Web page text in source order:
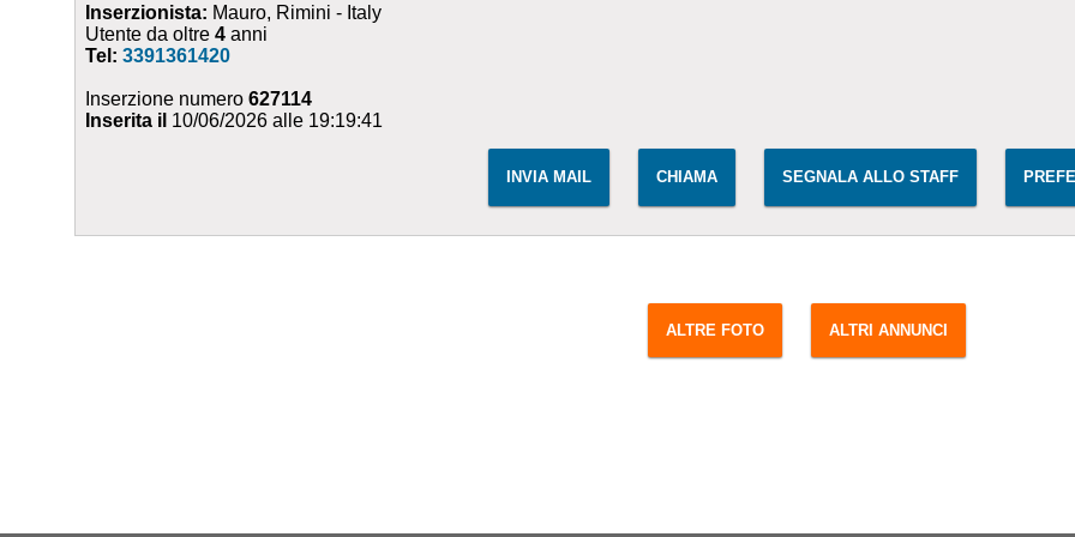
Inserzionista: Mauro, Rimini - Italy
Utente da oltre4 anni
Tel:3391361420
Inserzione numero627114
Inserita il 10/06/2026 alle 19:19:41
INVIA MAIL CHIAMA SEGNALA ALLO STAFF
ALTRE FOTO ALTRI ANNUNCI